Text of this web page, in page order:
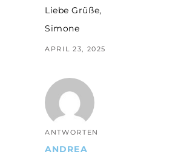
Liebe Grüße,
Simone
APRIL 23, 2025
ANTWORTEN
ANDREA